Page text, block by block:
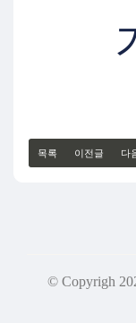
목록 이전글 다
© Copyrigh